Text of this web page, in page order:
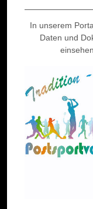
In unserem
Daten und